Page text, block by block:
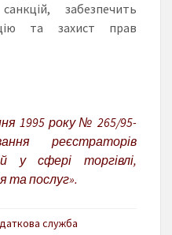
забезпечить
та захист прав
1995 року № 265/95-
реєстраторів
у сфері торгівлі,
та послуг».
служба